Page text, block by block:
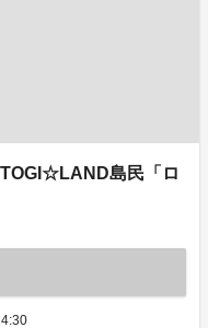
島民「ロ